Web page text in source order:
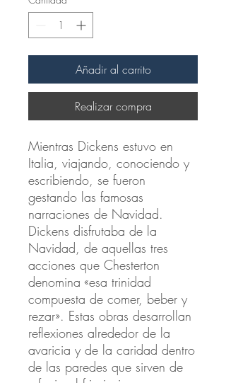
Añadir al carrito
Realizar compra
Mientras Dickens estuvo en
Italia, viajando, conociendo y
escribiendo, se fueron
gestando las famosas
narraciones de Navidad.
Dickens disfrutaba de la
Navidad, de aquellas tres
acciones que Chesterton
denomina «esa trinidad
compuesta de comer, beber y
rezar». Estas obras desarrollan
reflexiones alrededor de la
avaricia y de la caridad dentro
de las paredes que sirven de